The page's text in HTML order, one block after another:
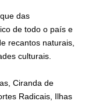
das
de todo o país e
recantos naturais,
culturais.
Ciranda de
Radicais, Ilhas